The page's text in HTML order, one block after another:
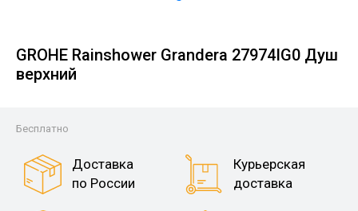
GROHE Rainshower Grandera 27974IG0 Душ
верхний
Бесплатно
Доставка
по России
Курьерская
доставка